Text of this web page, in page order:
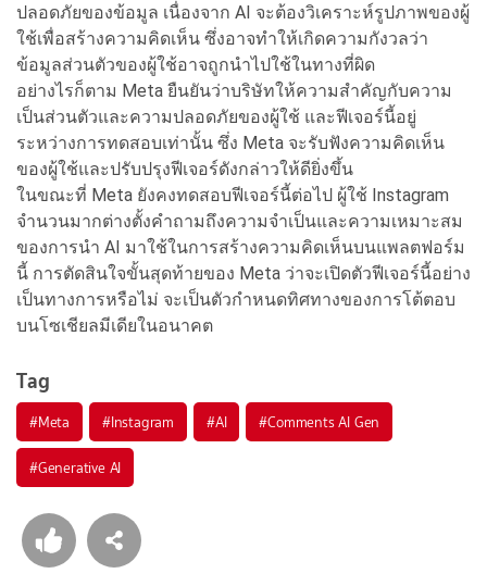
ปลอดภัยของข้อมูล เนื่องจาก AI จะต้องวิเคราะห์รูปภาพของผู้
ใช้เพื่อสร้างความคิดเห็น ซึ่งอาจทำให้เกิดความกังวลว่า
ข้อมูลส่วนตัวของผู้ใช้อาจถูกนำไปใช้ในทางที่ผิด
อย่างไรก็ตาม Meta ยืนยันว่าบริษัทให้ความสำคัญกับความ
เป็นส่วนตัวและความปลอดภัยของผู้ใช้ และฟีเจอร์นี้อยู่
ระหว่างการทดสอบเท่านั้น ซึ่ง Meta จะรับฟังความคิดเห็น
ของผู้ใช้และปรับปรุงฟีเจอร์ดังกล่าวให้ดียิ่งขึ้น
ในขณะที่ Meta ยังคงทดสอบฟีเจอร์นี้ต่อไป ผู้ใช้ Instagram
จำนวนมากต่างตั้งคำถามถึงความจำเป็นและความเหมาะสม
ของการนำ AI มาใช้ในการสร้างความคิดเห็นบนแพลตฟอร์ม
นี้ การตัดสินใจขั้นสุดท้ายของ Meta ว่าจะเปิดตัวฟีเจอร์นี้อย่าง
เป็นทางการหรือไม่ จะเป็นตัวกำหนดทิศทางของการโต้ตอบ
บนโซเชียลมีเดียในอนาคต
Tag
#Meta #Instagram #AI #Comments AI Gen
#Generative AI